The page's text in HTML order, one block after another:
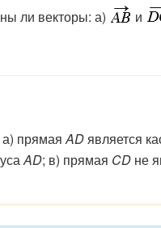
ли векторы: а) и
а) прямаяADявляется
AD; в) прямая CD не